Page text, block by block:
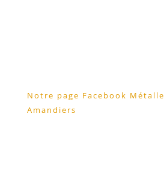
Notre page Facebook
Amandiers